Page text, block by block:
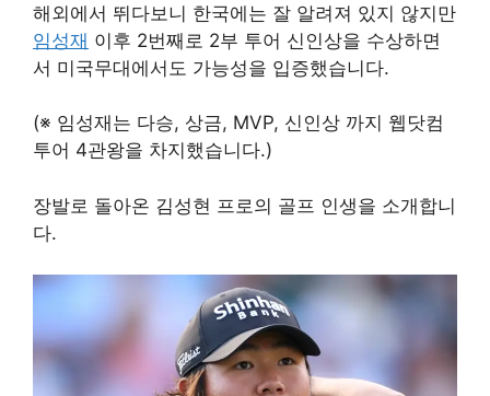
해외에서 뛰다보니 한국에는 잘 알려져 있지 않지만
임성재 이후 2번째로 2부 투어 신인상을 수상하면
서 미국무대에서도 가능성을 입증했습니다.
(※ 임성재는 다승, 상금, MVP, 신인상 까지 웹닷컴
투어 4관왕을 차지했습니다.)
장발로 돌아온 김성현 프로의 골프 인생을 소개합니
다.